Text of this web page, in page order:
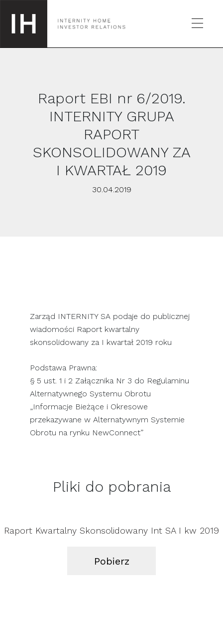
SPÓŁKA
GIEŁDA
RAPORTY
Raport EBI nr 6/2019.
INTERNITY GRUPA
RAPORT
SKONSOLIDOWANY ZA
I KWARTAŁ 2019
30.04.2019
Zarząd INTERNITY SA podaje do publicznej
wiadomości Raport kwartalny
skonsolidowany za I kwartał 2019 roku
Podstawa Prawna:
§ 5 ust. 1 i 2 Załącznika Nr 3 do Regulaminu
Alternatywnego Systemu Obrotu
„Informacje Bieżące i Okresowe
przekazywane w Alternatywnym Systemie
Obrotu na rynku NewConnect”
Pliki do pobrania
Raport Kwartalny Skonsolidowany Int SA I kw 2019
Pobierz